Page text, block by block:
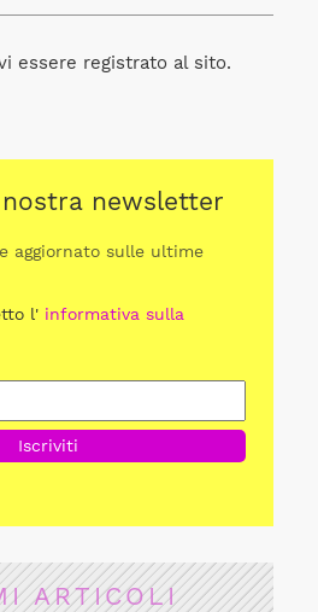
essere registrato al sito.
newsletter
aggiornato sulle ultime
l' informativa sulla
ARTICOLI